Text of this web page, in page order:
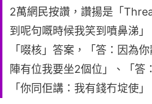
2萬網民按讚，讚揚是「
到呢句嘅時候我笑到噴鼻涕
「啜核」答案，「答：因為
陣有位我要坐2個位」、「答
「你同佢講：我有錢冇埞使」